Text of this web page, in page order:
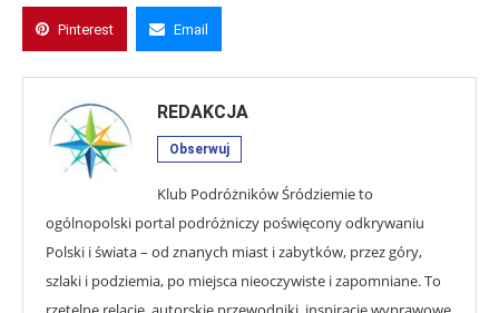
Pinterest Email
REDAKCJA
Obserwuj
Klub Podróżników Śródziemie to
ogólnopolski portal podróżniczy poświęcony odkrywaniu
Polski i świata – od znanych miast i zabytków, przez góry,
szlaki i podziemia, po miejsca nieoczywiste i zapomniane. To